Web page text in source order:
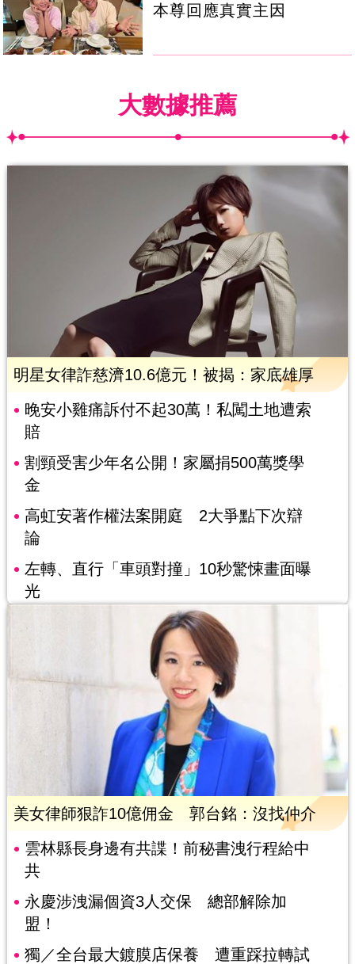
本尊回應真實主因
大數據推薦
明星女律詐慈濟10.6億元！被揭：家底雄厚
晚安小雞痛訴付不起30萬！私闖土地遭索
賠
割頸受害少年名公開！家屬捐500萬獎學
金
高虹安著作權法案開庭 2大爭點下次辯
論
左轉、直行「車頭對撞」10秒驚悚畫面曝
光
美女律師狠詐10億佣金 郭台銘：沒找仲介
雲林縣長身邊有共諜！前秘書洩行程給中
共
永慶涉洩漏個資3人交保 總部解除加
盟！
獨／全台最大鍍膜店保養 遭重踩拉轉試